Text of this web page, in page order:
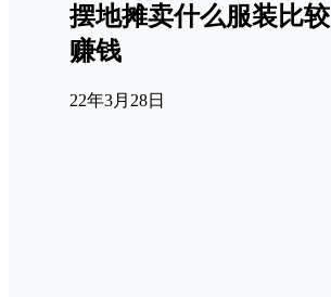
摆地摊卖什么服装比较
赚钱
22年3月28日